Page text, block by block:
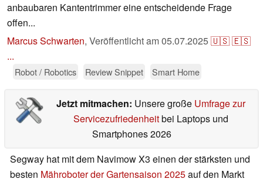
anbaubaren Kantentrimmer eine entscheidende Frage
offen...
Marcus Schwarten, Veröffentlicht am05.07.2025🇺🇸🇪🇸
...
Robot / Robotics Review Snippet Smart Home
Jetzt mitmachen: Unsere große Umfrage zur
Servicezufriedenheitbei Laptops und
Smartphones 2026
Segway hat mit dem Navimow X3 einen der stärksten und
besten Mähroboter der Gartensaison 2025auf den Markt